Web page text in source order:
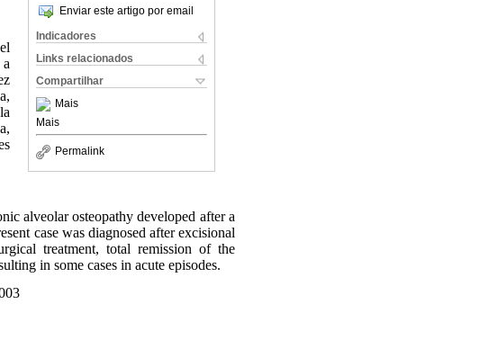
Enviar este artigo por email
Indicadores
Links relacionados
Compartilhar
Mais
Mais
Permalink
alveolar osteopathy developed after a
case was diagnosed after excisional
treatment, total remission of the
in some cases in acute episodes.